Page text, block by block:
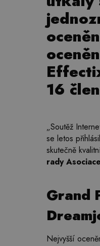
16
„Soutěž
se letos
skutečně
rady
Grand
Nejvyšší